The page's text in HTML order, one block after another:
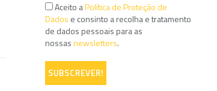
Aceito aPolítica de Proteção de
Dados e consinto a recolha e tratamento
de dados pessoais para as
nossasnewsletters.